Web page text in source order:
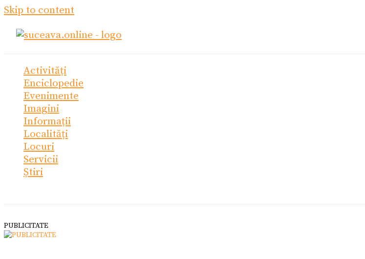
Skip to content
Activități
Enciclopedie
Evenimente
Imagini
Informații
Localități
Locuri
Servicii
Știri
PUBLICITATE